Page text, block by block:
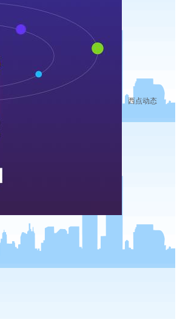
历程下载
西点动态